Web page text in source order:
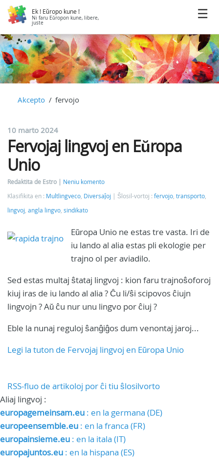
Ek ! Eŭropo kune !
Ni faru Eŭropon kune, libere,
juste
Akcepto fervojo
10 marto 2024
Fervojaj lingvoj en Eŭropa
Unio
Redaktita de Estro
Neniu komento
Klasifikita en : Multlingveco Diversaĵoj Ŝlosil-vortoj : fervojo transporto
lingvoj angla lingvo sindikato
Eŭropa Unio ne estas tre vasta. Iri de
iu lando al alia estas pli ekologie per
trajno ol per aviadilo.
Sed estas multaj ŝtataj lingvoj : kion faru trajnoŝoforoj
kiuj iras de iu lando al alia ? Ĉu li/ŝi scipovos ĉiujn
lingvojn ? Aŭ ĉu nur unu lingvo por ĉiuj ?
Eble la nunaj reguloj ŝanĝiĝos dum venontaj jaroj...
Legi la tuton de Fervojaj lingvoj en Eŭropa Unio
RSS-fluo de artikoloj por ĉi tiu ŝlosilvorto
Aliaj lingvoj :
europagemeinsam.eu : en la germana (DE)
europeensemble.eu : en la franca (FR)
europainsieme.eu : en la itala (IT)
europajuntos.eu : en la hispana (ES)